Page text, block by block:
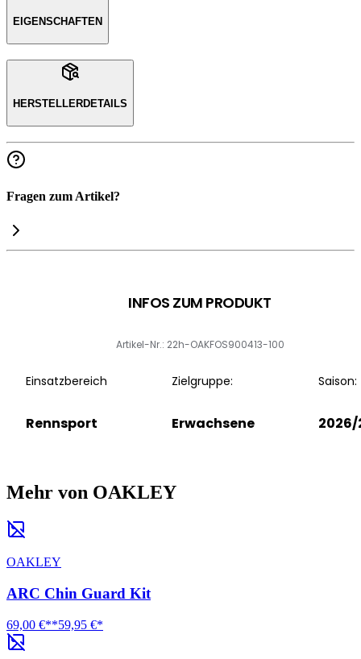
EIGENSCHAFTEN
HERSTELLERDETAILS
Fragen zum Artikel?
INFOS ZUM PRODUKT
Artikel-Nr.: 22h-OAKFOS900413-100
Einsatzbereich
Rennsport
Zielgruppe:
Erwachsene
Saison:
2026/
Mehr von OAKLEY
OAKLEY
ARC Chin Guard Kit
69,00 €**59,95 €*